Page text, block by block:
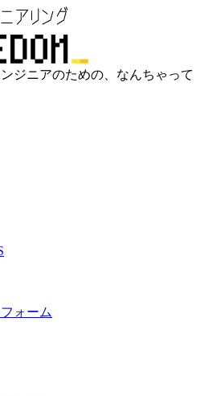
ジニアのための、なんちゃって
ォーム